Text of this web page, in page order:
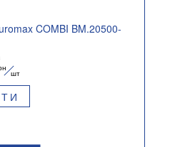
COMBI BM.20500-
шт